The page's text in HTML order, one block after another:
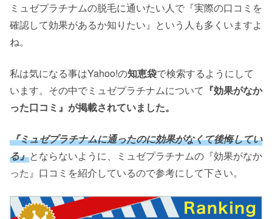
ミュゼプラチナムの脱毛に通いたい人で『実際の口コミを
確認して効果があるか知りたい』という人も多くいますよ
ね。
私は気になる事はYahoo!の知恵袋で検索するようにして
います。その中でミュゼプラチナムについて 『効果がなか
った口コミ』が掲載されていました。
『ミュゼプラチナムに通ったのに効果がなくて後悔してい
る』とならないように、ミュゼプラチナムの『効果がなか
った』口コミを紹介しているので参考にして下さい。